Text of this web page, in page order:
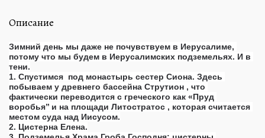
Описание
Зимний день мы даже не почувствуем в Иерусалиме,
потому что мы будем в Иерусалимских подземельях. И в
тени.
1. Спустимся  под монастырь сестер Сиона. Здесь
побываем у древнего бассейна Струтион , что
фактически переводится с греческого как «Пруд
воробья’’ и на площади Литостратос , которая считается
местом суда над Иисусом.
2. Цистерна Елена.